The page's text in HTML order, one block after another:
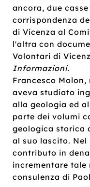
ancora, due
corrispondenza
di Vicenza al
l'altra con
Volontari di
Informazioni.
Francesco Molon,
aveva studiato
alla geologia ed
parte dei volumi
geologica storica
al suo lascito. Nel
contributo in
incrementare tale
consulenza di